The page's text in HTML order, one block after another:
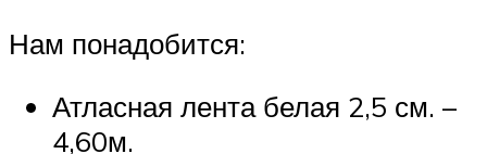
Нам понадобится:
Атласная лента белая 2,5 см. –
4,60м.